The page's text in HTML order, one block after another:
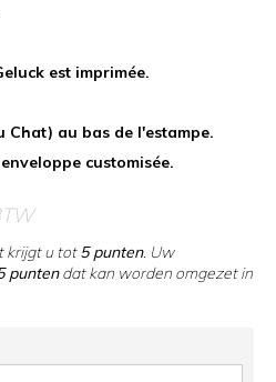
est imprimée.
Chat) au bas de l'estampe.
customisée.
krijgt u tot5punten. Uw
puntendat kan worden omgezet in